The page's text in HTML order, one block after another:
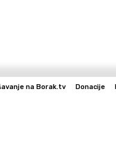
na Borak.tv Donacije